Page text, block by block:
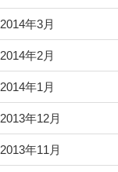
2014年3月
2014年2月
2014年1月
2013年12月
2013年11月